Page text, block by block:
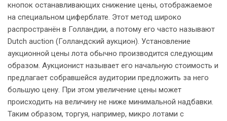
кнопок останавливающих снижение цены, отображаемое
на специальном циферблате. Этот метод широко
распространён в Голландии, а потому его часто называют
Dutch auction (Голландский аукцион). Установление
аукционной цены лота обычно производится следующим
образом. Аукционист называет его начальную стоимость и
предлагает собравшейся аудитории предложить за него
большую цену. При этом увеличение цены может
происходить на величину не ниже минимальной надбавки.
Таким образом, торгуя, например, микро лотами с